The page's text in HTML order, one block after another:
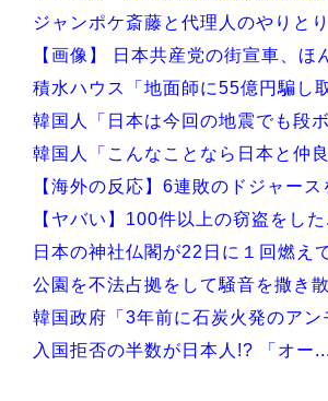
Powered by livedoor 相互RSS
ジャンポケ斎藤と代理人のやりと
【画像】 日本共産党の街宣車、ほ
積水ハウス「地面師に55億円騙し
韓国人「日本は今回の地震でも段
韓国人「こんなことなら日本と仲
【海外の反応】6連敗のドジャース
【ヤバい】100件以上の窃盗をした
日本の神社仏閣が22日に１回燃え
公園を不法占拠をして騒音を撒き
韓国政府「3年前に石炭火発のアン
入国拒否の半数が日本人!? 「オー...